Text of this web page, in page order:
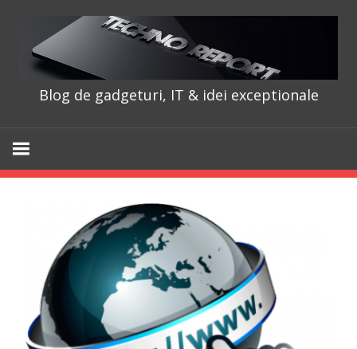
content
Blog de gadgeturi, IT & idei exceptionale